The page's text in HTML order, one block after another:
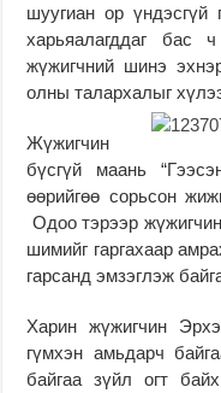
шуугиан ор
харьяалагддаг бас
жүжигчний шинэ
олны талархалыг
Жүжигчин
бүсгүй маань
өөрийгөө сорьсон
Одоо тэрээр
шимийг гаргахаар
гарсанд эмзэглэж
Харин жүжигчин
гүмхэн амьдарч
байгаа зүйл огт